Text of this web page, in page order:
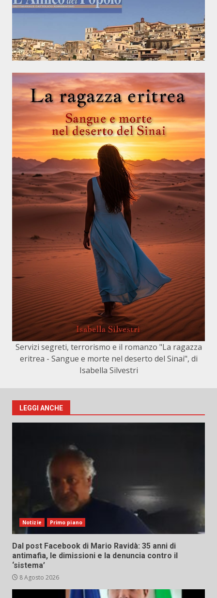
Servizi segreti, terrorismo e il romanzo "La ragazza
eritrea - Sangue e morte nel deserto del Sinai", di
Isabella Silvestri
LEGGI ANCHE
Notizie Primo piano
Dal post Facebook di Mario Ravidà: 35 anni di
antimafia, le dimissioni e la denuncia contro il
‘sistema’
8 Agosto 2026